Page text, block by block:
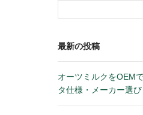
最新の投稿
オーツミルクをOEM
タ仕様・メーカー選び